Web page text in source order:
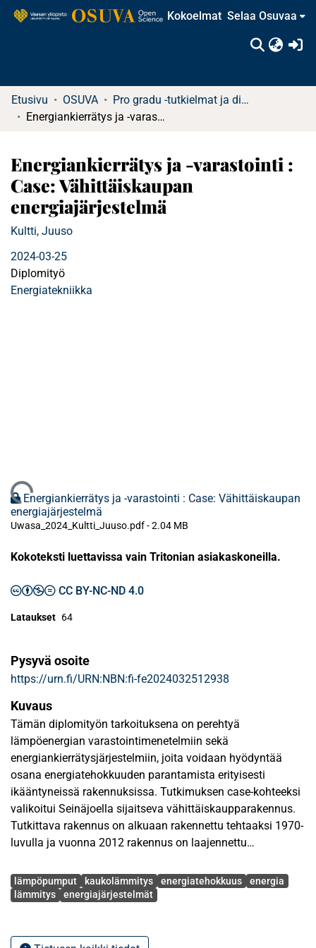
Kokoelmat Selaa Osuvaa
Etusivu OSUVA
Pro gradu -tutkielmat ja diplomityöt (rajattu saatavuus)
Energiankierrätys ja -varastointi : Case: Vähittäiskaupan energiajärjestelmä
Energiankierrätys ja -varastointi :
Case: Vähittäiskaupan
energiajärjestelmä
Kultti, Juuso
2024-03-25
Diplomityö
Energiatekniikka
Ladataan...Energiankierrätys ja -varastointi : Case: Vähittäiskaupan
energiajärjestelmä
Uwasa_2024_Kultti_Juuso.pdf -2.04 MB
Kokoteksti luettavissa vain Tritonian asiakaskoneilla.
CC BY-NC-ND 4.0
Lataukset 64
Pysyvä osoite
https://urn.fi/URN:NBN:fi-fe2024032512938
Kuvaus
Tämän diplomityön tarkoituksena on perehtyä
lämpöenergian varastointimenetelmiin sekä
energiankierrätysjärjestelmiin, joita voidaan hyödyntää
osana energiatehokkuuden parantamista erityisesti
ikääntyneissä rakennuksissa. Tutkimuksen case-kohteeksi
valikoitui Seinäjoella sijaitseva vähittäiskaupparakennus.
Tutkittava rakennus on alkuaan rakennettu tehtaaksi 1970-
luvulla ja vuonna 2012 rakennus on laajennettu
Diplomityön kirjallisuusosiossa kartoitetaan perinteisiä ja
varastointimenetelmät jaotellaan kolmeen pääkategoriaan:
Avainsanat
lämpöpumput kaukolämmitys energiatehokkuus
energia
lämmitys
energiajärjestelmät